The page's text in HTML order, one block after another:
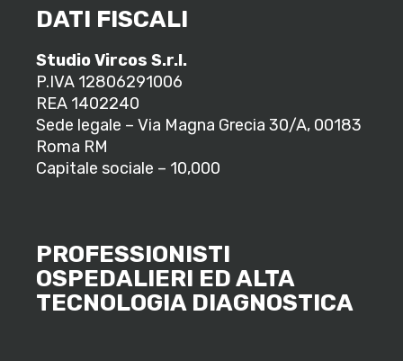
DATI FISCALI
Studio Vircos S.r.l.
P.IVA 12806291006
REA 1402240
Sede legale – Via Magna Grecia 30/A, 00183
Roma RM
Capitale sociale – 10,000
PROFESSIONISTI
OSPEDALIERI ED ALTA
TECNOLOGIA DIAGNOSTICA